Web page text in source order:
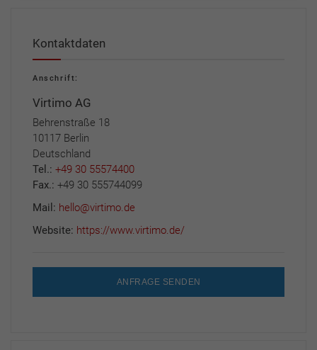
Kontaktdaten
Anschrift:
Virtimo AG
Behrenstraße 18
10117 Berlin
Deutschland
Tel.: +49 30 55574400
Fax.: +49 30 555744099
Mail: hello@virtimo.de
Website: https://www.virtimo.de/
ANFRAGE SENDEN